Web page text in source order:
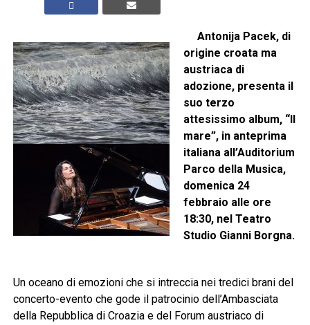
Antonija Pacek, di
origine croata ma
austriaca di
adozione, presenta il
suo terzo
attesissimo album, “Il
mare”, in anteprima
italiana all’Auditorium
Parco della Musica,
domenica 24
febbraio alle ore
18:30, nel Teatro
Studio Gianni Borgna.
Un oceano di emozioni che si intreccia nei tredici brani del
concerto-evento che gode il patrocinio dell’Ambasciata
della Repubblica di Croazia e del Forum austriaco di